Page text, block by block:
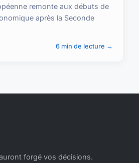
remonte aux débuts de
après la Seconde
6 min de lecture →
forgé vos décisions.